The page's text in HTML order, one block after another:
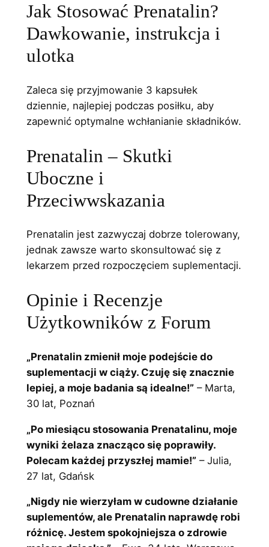
Jak Stosować Prenatalin?
Dawkowanie, instrukcja i
ulotka
Zaleca się przyjmowanie 3 kapsułek
dziennie, najlepiej podczas posiłku, aby
zapewnić optymalne wchłanianie składników.
Prenatalin – Skutki
Uboczne i
Przeciwwskazania
Prenatalin jest zazwyczaj dobrze tolerowany,
jednak zawsze warto skonsultować się z
lekarzem przed rozpoczęciem suplementacji.
Opinie i Recenzje
Użytkowników z Forum
„Prenatalin zmienił moje podejście do
suplementacji w ciąży. Czuję się znacznie
lepiej, a moje badania są idealne!”– Marta,
30 lat, Poznań
„Po miesiącu stosowania Prenatalinu, moje
wyniki żelaza znacząco się poprawiły.
Polecam każdej przyszłej mamie!”– Julia,
27 lat, Gdańsk
„Nigdy nie wierzyłam w cudowne działanie
suplementów, ale Prenatalin naprawdę robi
różnicę. Jestem spokojniejsza o zdrowie